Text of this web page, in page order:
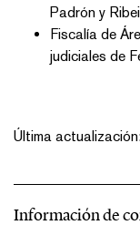
Padrón y
Fiscalía de
judiciales de
Última
Información de